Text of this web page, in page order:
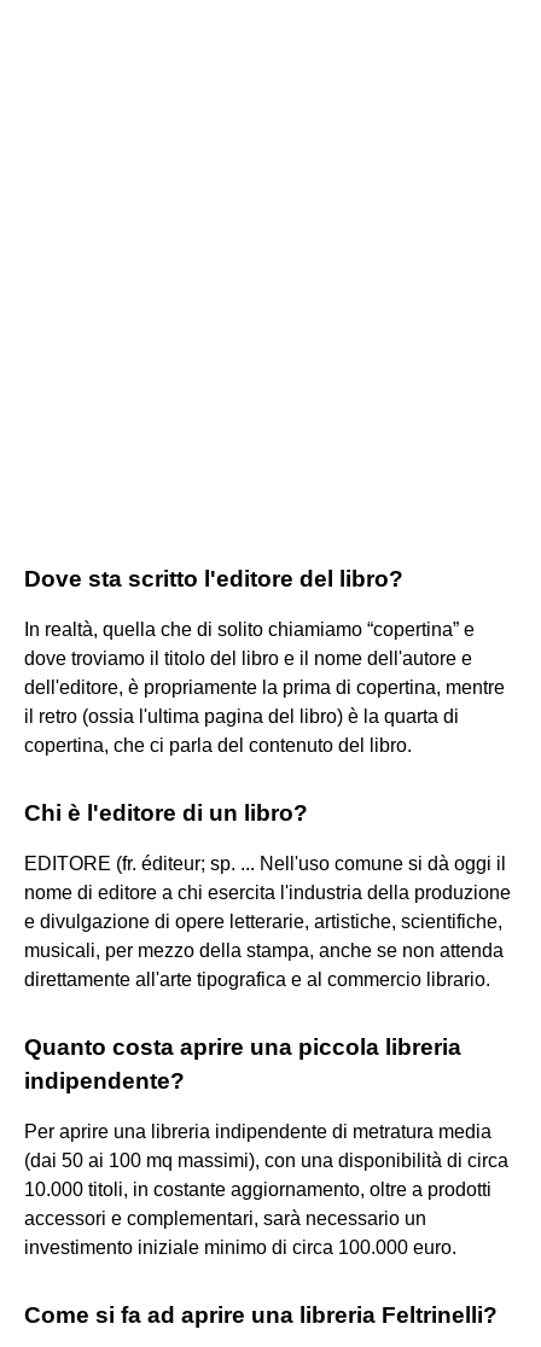
Dove sta scritto l'editore del libro?
In realtà, quella che di solito chiamiamo “copertina” e
dove troviamo il titolo del libro e il nome dell'autore e
dell'editore, è propriamente la prima di copertina, mentre
il retro (ossia l'ultima pagina del libro) è la quarta di
copertina, che ci parla del contenuto del libro.
Chi è l'editore di un libro?
EDITORE (fr. éditeur; sp. ... Nell'uso comune si dà oggi il
nome di editore a chi esercita l'industria della produzione
e divulgazione di opere letterarie, artistiche, scientifiche,
musicali, per mezzo della stampa, anche se non attenda
direttamente all'arte tipografica e al commercio librario.
Quanto costa aprire una piccola libreria
indipendente?
Per aprire una libreria indipendente di metratura media
(dai 50 ai 100 mq massimi), con una disponibilità di circa
10.000 titoli, in costante aggiornamento, oltre a prodotti
accessori e complementari, sarà necessario un
investimento iniziale minimo di circa 100.000 euro.
Come si fa ad aprire una libreria Feltrinelli?